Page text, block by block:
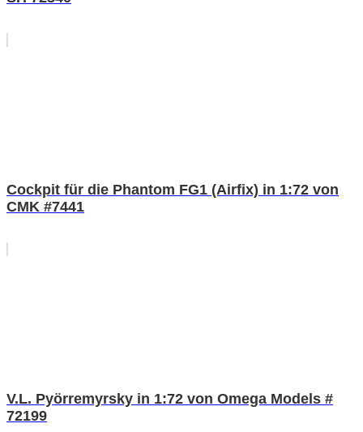
Cockpit für die Phantom FG1 (Airfix) in 1:72 von
CMK #7441
V.L. Pyörremyrsky in 1:72 von Omega Models #
72199